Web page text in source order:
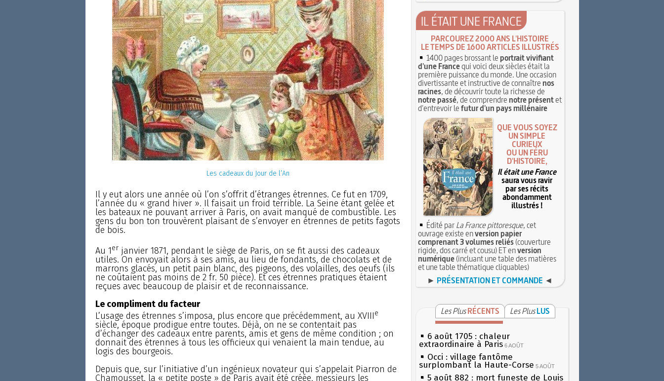
Les cadeaux du Jour de l’An
Il y eut alors une année où l’on s’offrit d’étranges étrennes. Ce fut en 1709,
l’année du « grand hiver ». Il faisait un froid terrible. La Seine étant gelée et
les bateaux ne pouvant arriver à Paris, on avait manqué de combustible. Les
gens du bon ton trouvèrent plaisant de s’envoyer en étrennes de petits fagots
de bois.
Au 1er janvier 1871, pendant le siège de Paris, on se fit aussi des cadeaux
utiles. On envoyait alors à ses amis, au lieu de fondants, de chocolats et de
marrons glacés, un petit pain blanc, des pigeons, des volailles, des oeufs (ils
ne coûtaient pas moins de 2 fr. 50 pièce). Et ces étrennes pratiques étaient
reçues avec beaucoup de plaisir et de reconnaissance.
Le compliment du facteur
L’usage des étrennes s’imposa, plus encore que précédemment, au XVIIIe
siècle, époque prodigue entre toutes. Déjà, on ne se contentait pas
d’échanger des cadeaux entre parents, amis et gens de même condition ; on
donnait des étrennes à tous les officieux qui venaient la main tendue, au
logis des bourgeois.
Depuis que, sur l’initiative d’un ingénieux novateur qui s’appelait Piarron de
Chamousset, la « petite poste » de Paris avait été créée, messieurs les
IL ÉTAIT UNE FRANCE
PARCOUREZ 2000 ANS L'HISTOIRE
LE TEMPS DE 1600 ARTICLES ILLUSTRÉS
1400 pages brossant leportrait vivifiant
d'une Francequi voici deux siècles était la
première puissance du monde. Une occasion
divertissante et instructive de connaîtrenos
racines, de découvrir toute la richesse de
notre passé, de comprendrenotre présentet
d'entrevoir lefutur d'un pays millénaire
QUE VOUS SOYEZ
UN SIMPLE
CURIEUX
OU UN FÉRU
D'HISTOIRE,
Il était une France
saura vous ravir
par ses récits
abondamment
illustrés !
Édité parLa France pittoresque, cet
ouvrage existe enversion papier
comprenant 3 volumes reliés(couverture
rigide, dos carré et cousu) ET enversion
numérique(incluant une table des matières
et une table thématique cliquables)
► PRÉSENTATION ET COMMANDE ◄
Les Plus RÉCENTS Les Plus LUS
6 août 1705 : chaleur
extraordinaire à Paris 6 AOÛT
Occi : village fantôme
surplombant la Haute-Corse 5 AOÛT
5 août 882 : mort funeste de Louis